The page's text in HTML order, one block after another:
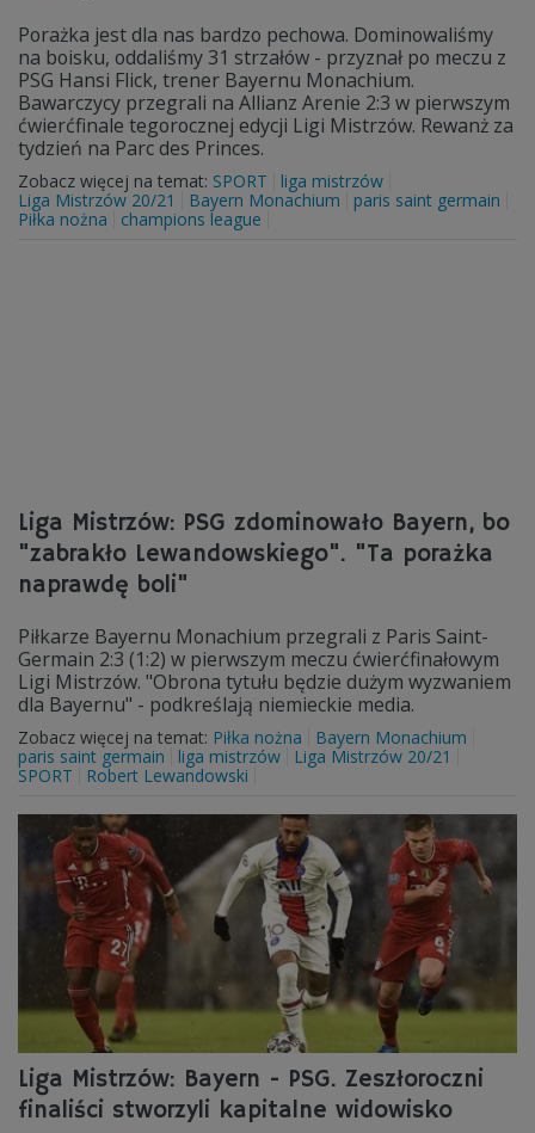
Porażka jest dla nas bardzo pechowa. Dominowaliśmy
na boisku, oddaliśmy 31 strzałów - przyznał po meczu z
PSG Hansi Flick, trener Bayernu Monachium.
Bawarczycy przegrali na Allianz Arenie 2:3 w pierwszym
ćwierćfinale tegorocznej edycji Ligi Mistrzów. Rewanż za
tydzień na Parc des Princes.
Zobacz więcej na temat: SPORT
liga mistrzów
Liga Mistrzów 20/21
Bayern Monachium
paris saint germain
Piłka nożna
champions league
Liga Mistrzów: PSG zdominowało Bayern, bo
"zabrakło Lewandowskiego". "Ta porażka
naprawdę boli"
Piłkarze Bayernu Monachium przegrali z Paris Saint-
Germain 2:3 (1:2) w pierwszym meczu ćwierćfinałowym
Ligi Mistrzów. "Obrona tytułu będzie dużym wyzwaniem
dla Bayernu" - podkreślają niemieckie media.
Zobacz więcej na temat: Piłka nożna
Bayern Monachium
paris saint germain
liga mistrzów
Liga Mistrzów 20/21
SPORT
Robert Lewandowski
Liga Mistrzów: Bayern - PSG. Zeszłoroczni
finaliści stworzyli kapitalne widowisko